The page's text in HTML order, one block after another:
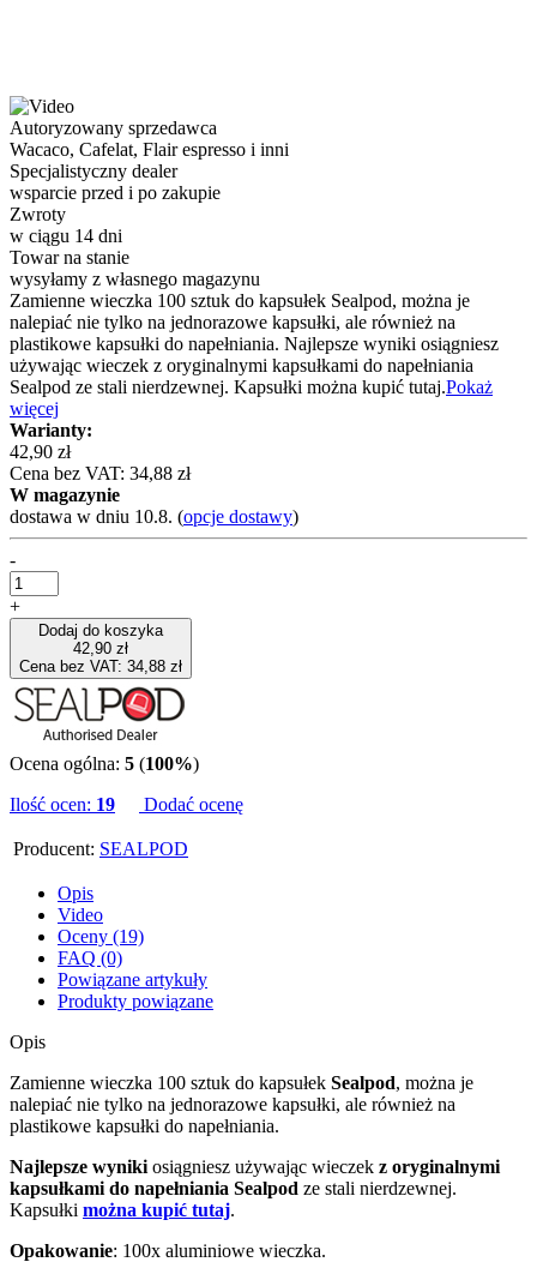
Autoryzowany sprzedawca
Wacaco, Cafelat, Flair espresso i inni
Specjalistyczny dealer
wsparcie przed i po zakupie
Zwroty
w ciągu 14 dni
Towar na stanie
wysyłamy z własnego magazynu
Zamienne wieczka 100 sztuk do kapsułek Sealpod, można je
nalepiać nie tylko na jednorazowe kapsułki, ale również na
plastikowe kapsułki do napełniania. Najlepsze wyniki osiągniesz
używając wieczek z oryginalnymi kapsułkami do napełniania
Sealpod ze stali nierdzewnej. Kapsułki można kupić tutaj.Pokaż
więcej
Warianty:
42,90 zł
Cena bez VAT: 34,88 zł
W magazynie
dostawa w dniu 10.8. (opcje dostawy)
-
+
Dodaj do koszyka
42,90 zł
Cena bez VAT: 34,88 zł
Ocena ogólna: 5 (100%)
Ilość ocen: 19 Dodać ocenę
Producent: SEALPOD
Opis
Video
Oceny (19)
FAQ (0)
Powiązane artykuły
Produkty powiązane
Opis
Zamienne wieczka 100 sztuk do kapsułek Sealpod, można je
nalepiać nie tylko na jednorazowe kapsułki, ale również na
plastikowe kapsułki do napełniania.
Najlepsze wyniki osiągniesz używając wieczek z oryginalnymi
kapsułkami do napełniania Sealpod ze stali nierdzewnej.
Kapsułki można kupić tutaj.
Opakowanie: 100x aluminiowe wieczka.